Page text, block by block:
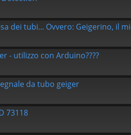
dei tubi... Ovvero: Geigerino, il
- utilizzo con Arduino????
da tubo geiger
73118